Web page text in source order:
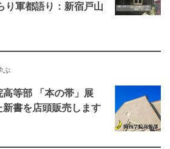
り軍都語り：新宿戸山
ぶ
高等部 「本の帯」展
書を店頭販売します